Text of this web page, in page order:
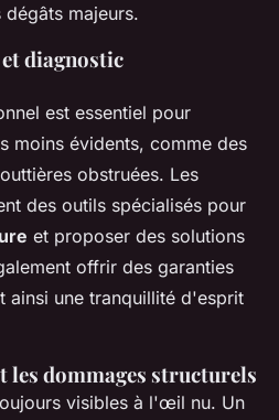
majeurs.
diagnostic
est essentiel pour
moins évidents, comme des
obstruées. Les
des outils spécialisés pour
et proposer des solutions
offrir des garanties
ainsi une tranquillité d'esprit
les dommages structurels
visibles à l'œil nu. Un